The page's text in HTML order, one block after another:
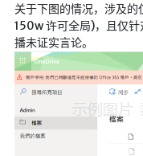
关于下图的情况，涉及
150w 许可全局)，且仅
播未证实言论。
电流变形效
🚩合集
技术